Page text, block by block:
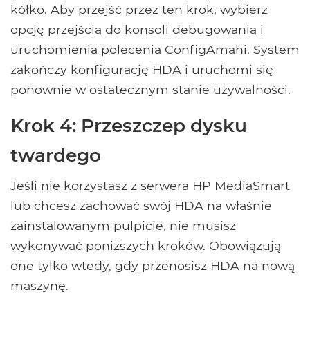
kółko. Aby przejść przez ten krok, wybierz
opcję przejścia do konsoli debugowania i
uruchomienia polecenia ConfigAmahi. System
zakończy konfigurację HDA i uruchomi się
ponownie w ostatecznym stanie używalności.
Krok 4: Przeszczep dysku
twardego
Jeśli nie korzystasz z serwera HP MediaSmart
lub chcesz zachować swój HDA na właśnie
zainstalowanym pulpicie, nie musisz
wykonywać poniższych kroków. Obowiązują
one tylko wtedy, gdy przenosisz HDA na nową
maszynę.